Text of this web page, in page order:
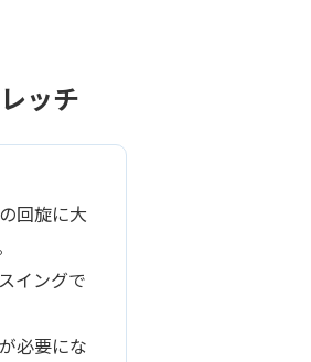
ッチ
回旋に大
イングで
必要にな